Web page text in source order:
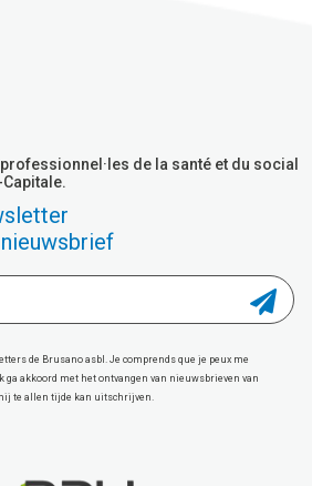
de la santé et du social
de Brusano asbl. Je comprends que je peux me
ga akkoord met het ontvangen van nieuwsbrieven van
te allen tijde kan uitschrijven.